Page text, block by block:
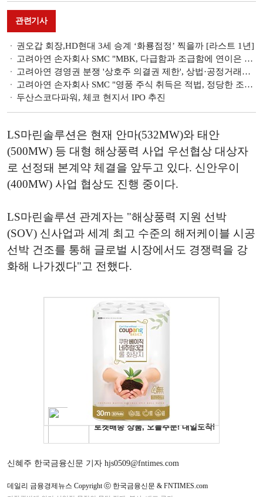
관련기사
권오갑 회장,HD현대 3세 승계 ‘화룡점정’ 찍을까 [라스트 1년]
고려아연 손자회사 SMC "MBK, 다급함과 조급함에 연이은 무리수...대타협 나서야"
고려아연 경영권 분쟁 '상호주 의결권 제한', 상법·공정거래법 살펴보니
고려아연 손자회사 SMC "영풍 주식 취득은 적법, 정당한 조치"
두산스코다파워, 체코 현지서 IPO 추진
LS마린솔루션은 현재 안마(532MW)와 태안
(500MW) 등 대형 해상풍력 사업 우선협상 대상자
로 선정돼 본계약 체결을 앞두고 있다. 신안우이
(400MW) 사업 협상도 진행 중이다.
LS마린솔루션 관계자는 "해상풍력 지원 선박
(SOV) 신사업과 세계 최고 수준의 해저케이블 시공
선박 건조를 통해 글로벌 시장에서도 경쟁력을 강
화해 나가겠다"고 전했다.
신혜주 한국금융신문 기자 hjs0509@fntimes.com
데일리 금융경제뉴스 Copyright ⓒ 한국금융신문 & FNTIMES.com